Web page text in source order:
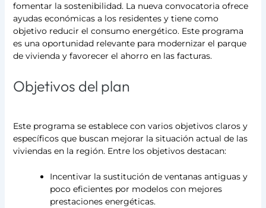
fomentar la sostenibilidad. La nueva convocatoria ofrece
ayudas económicas a los residentes y tiene como
objetivo reducir el consumo energético. Este programa
es una oportunidad relevante para modernizar el parque
de vivienda y favorecer el ahorro en las facturas.
Objetivos del plan
Este programa se establece con varios objetivos claros y
específicos que buscan mejorar la situación actual de las
viviendas en la región. Entre los objetivos destacan:
Incentivar la sustitución de ventanas antiguas y
poco eficientes por modelos con mejores
prestaciones energéticas.